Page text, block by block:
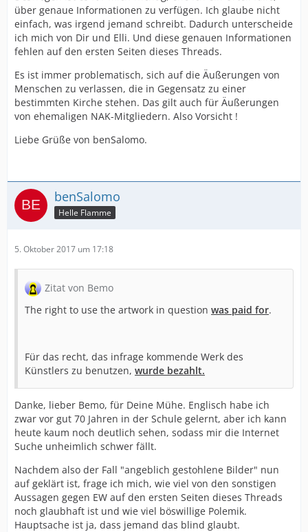
über genaue Informationen zu verfügen. Ich glaube nicht
einfach, was irgend jemand schreibt. Dadurch unterscheide
ich mich von Dir und Elli. Und diese genauen Informationen
fehlen auf den ersten Seiten dieses Threads.
Es ist immer problematisch, sich auf die Äußerungen von
Menschen zu verlassen, die in Gegensatz zu einer
bestimmten Kirche stehen. Das gilt auch für Äußerungen
von ehemaligen NAK-Mitgliedern. Also Vorsicht !
Liebe Grüße von benSalomo.
benSalomo
Helle Flamme
5. Oktober 2017 um 17:18
Zitat von Bemo
The right to use the artwork in question was paid for.
Für das recht, das infrage kommende Werk des
Künstlers zu benutzen, wurde bezahlt.
Danke, lieber Bemo, für Deine Mühe. Englisch habe ich
zwar vor gut 70 Jahren in der Schule gelernt, aber ich kann
heute kaum noch deutlich sehen, sodass mir die Internet
Suche unheimlich schwer fällt.
Nachdem also der Fall "angeblich gestohlene Bilder" nun
auf geklärt ist, frage ich mich, wie viel von den sonstigen
Aussagen gegen EW auf den ersten Seiten dieses Threads
noch glaubhaft ist und wie viel böswillige Polemik.
Hauptsache ist ja, dass jemand das blind glaubt.